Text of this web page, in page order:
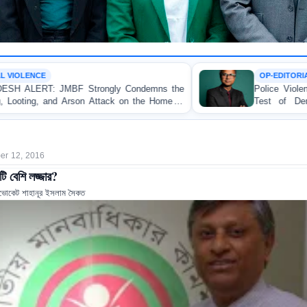
the
the Home of
Police Violence Against Student
Test of Democracy, the Rule of Law,
Accountability
12, 2016
বেশি লজ্জার?
শাহানূর ইসলাম সৈকত